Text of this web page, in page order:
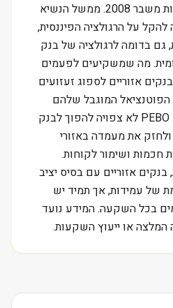
המערכת הבנקאית בעקבות משבר 2008. ממשל הנשיא
על הרגולציה הפיננסית,
גם בדומה לרגולציה של בנק
מה שמשקיעים לפעמים
אזוריים לספוג זעזועים
הפוטנציאל המוגבל שלהם
לצמיחה אקספוננציאלית. PEBO לא צפויה להפוך לבנק
את מעמדה באזורי
חכמות ושימור לקוחות.
אזוריים עם בסיס יציב
של עמידות, אך תמיד יש
בכל השקעה. המידע נועד
המלצה או ייעוץ השקעות.